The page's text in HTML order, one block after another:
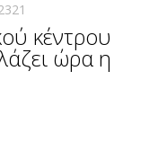
κέντρου
ώρα η